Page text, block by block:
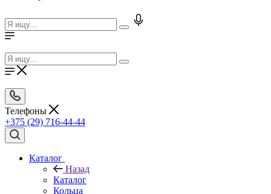
Телефоны
+375 (29) 716-44-44
Каталог
Назад
Каталог
Кольца